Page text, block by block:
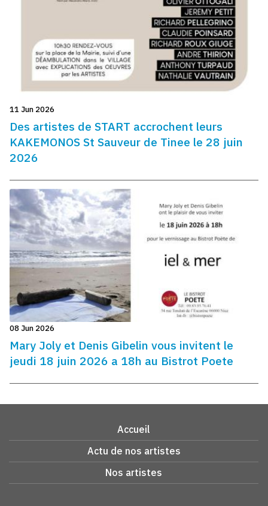
11 Jun 2026
Des artistes de START accrochent leurs
KAKEMONOS St Sauveur de Tinee le 28 juin
2026
08 Jun 2026
Mary Joly et Denis Gibelin vous invitent le
jeudi 18 juin 2026 a 18h au Bistrot Poete
Accueil
Actu de nos artistes
Nos artistes